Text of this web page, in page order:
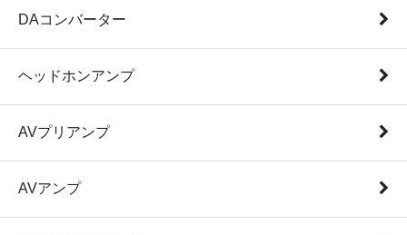
DAコンバーター
ヘッドホンアンプ
AVプリアンプ
AVアンプ